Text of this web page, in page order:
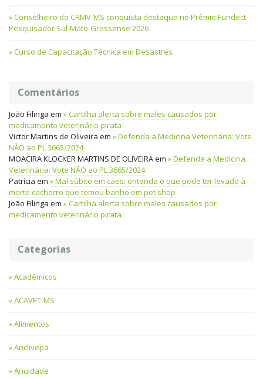
Conselheiro do CRMV-MS conquista destaque no Prêmio Fundect
Pesquisador Sul-Mato-Grossense 2026
Curso de Capacitação Técnica em Desastres
Comentários
João Filinga em
Cartilha alerta sobre males causados por
medicamento veterinário pirata
Victor Martins de Oliveira em
Defenda a Medicina Veterinária: Vote
NÃO ao PL 3665/2024
MOACIRA KLOCKER MARTINS DE OLIVEIRAem
Defenda a Medicina
Veterinária: Vote NÃO ao PL 3665/2024
Patrícia em
Mal súbito em cães: entenda o que pode ter levado à
morte cachorro que tomou banho em pet shop
João Filinga em
Cartilha alerta sobre males causados por
medicamento veterinário pirata
Categorias
Acadêmicos
ACAVET-MS
Alimentos
Anclivepa
Anuidade